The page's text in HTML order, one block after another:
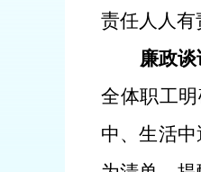
责任人人有
廉政
全体职工
中、生活